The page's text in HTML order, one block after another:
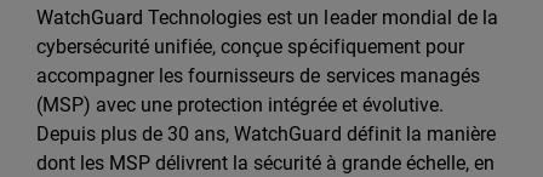
WatchGuard Technologies est un leader mondial de la
cybersécurité unifiée, conçue spécifiquement pour
accompagner les fournisseurs de services managés
(MSP) avec une protection intégrée et évolutive.
Depuis plus de 30 ans, WatchGuard définit la manière
dont les MSP délivrent la sécurité à grande échelle, en